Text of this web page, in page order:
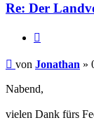
Re: Der
Beitrag
von Jonathan »
Nabend,
vielen Dank fürs